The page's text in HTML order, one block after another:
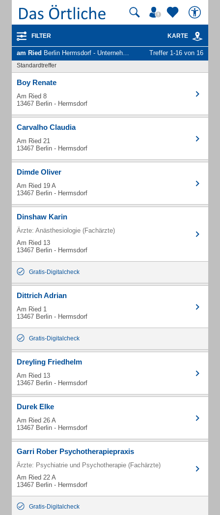
FILTER KARTE
am Ried Berlin Hermsdorf - Unternehmen und Personen Treffer 1-16 von 16
Standardtreffer
Boy Renate
Am Ried 8
13467 Berlin - Hermsdorf
Carvalho Claudia
Am Ried 21
13467 Berlin - Hermsdorf
Dimde Oliver
Am Ried 19 A
13467 Berlin - Hermsdorf
Dinshaw Karin
Ärzte: Anästhesiologie (Fachärzte)
Am Ried 13
13467 Berlin - Hermsdorf
Gratis-Digitalcheck
Dittrich Adrian
Am Ried 1
13467 Berlin - Hermsdorf
Gratis-Digitalcheck
Dreyling Friedhelm
Am Ried 13
13467 Berlin - Hermsdorf
Durek Elke
Am Ried 26 A
13467 Berlin - Hermsdorf
Garri Rober Psychotherapiepraxis
Ärzte: Psychiatrie und Psychotherapie (Fachärzte)
Am Ried 22 A
13467 Berlin - Hermsdorf
Gratis-Digitalcheck